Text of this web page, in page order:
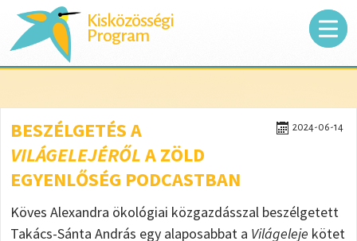
Kisközösségi
Program
2024-06-14
BESZÉLGETÉS A
VILÁGELEJÉRŐLA ZÖLD
EGYENLŐSÉG PODCASTBAN
Köves Alexandra ökológiai közgazdásszal beszélgetett
Takács-Sánta András egy alaposabbat a Világeleje kötet